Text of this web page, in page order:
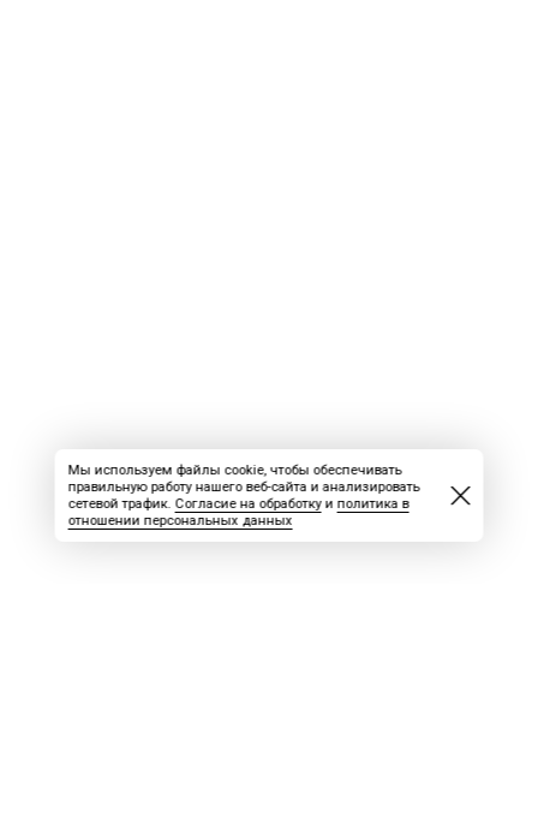
Мы используем файлы cookie, чтобы обеспечивать
правильную работу нашего веб-сайта и анализировать
сетевой трафик. Согласие на обработкуи политика в
отношении персональных данных